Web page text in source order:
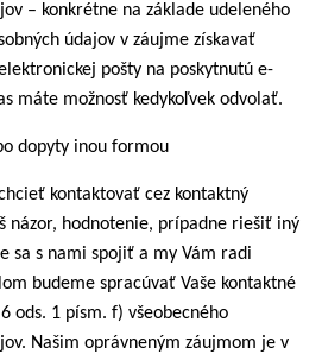
– konkrétne na základe udeleného
údajov v záujme získavať
pošty na poskytnutú e-
máte možnosť kedykoľvek odvolať.
dopyty inou formou
kontaktovať cez kontaktný
názor, hodnotenie, prípadne riešiť iný
sa s nami spojiť a my Vám radi
budeme spracúvať Vaše kontaktné
ods. 1 písm. f) všeobecného
Našim oprávneným záujmom je v